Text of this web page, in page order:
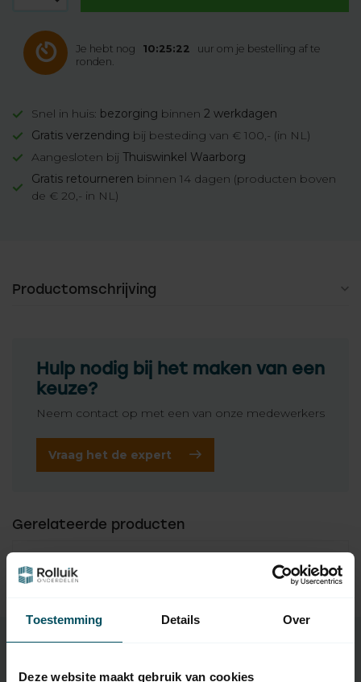
Toestemming Details Over
Deze website maakt gebruik van cookies
Je hebt nog 10:25:21
uur om je bestelling af te
ronden.
Snel in huis: bezorging binnen 2 werkdagen
Gratis verzending bij besteding van € 100,- (in NL)
Aangesloten bij Thuiswinkel Waarborg
Gratis retourneren binnen 14 dagen (producten boven
de € 20,- in NL)
Productomschrijving
Hulp nodig bij het maken van een
keuze?
Neem contact op met een van onze medewerkers
Vraag het de expert
Gerelateerde producten
https://www.rolluikonderdelen.nl/nl/merken/elero/draadl